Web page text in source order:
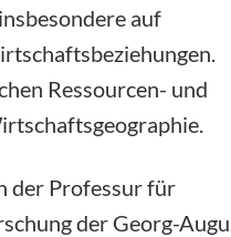
auf
Ressourcen- und
der Professur für
der Georg-